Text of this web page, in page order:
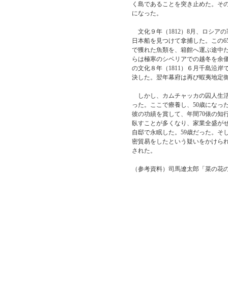
く島であることを突き止めた。そ
になった。
文化９年（1812）8月、ロシア
日本船を見つけて拿捕した。この
で獲れた魚類を、箱館へ運ぶ途中
らは極寒のシベリアでの越冬を余
の文化８年（1811）６月千島沿岸
決した。翌年幕府は再び蝦夷地定
しかし、カムチャッカの囚人生
った。ここで療養し、50歳になっ
彼の功績を賞して、年間70俵の知
臥すことが多くなり、家業全盛が
自邸で永眠した。59歳だった。そ
密貿易をしたという疑いをかけら
された。
（参考資料）司馬遼太郎「菜の